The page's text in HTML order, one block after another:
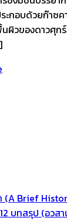
ะกอบด้วยก๊าซ
วของดาวศุกร์
(A Brief
บทสรุป (อวส